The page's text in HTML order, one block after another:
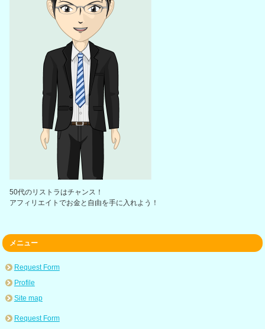
50代のリストラはチャンス！
アフィリエイトでお金と自由を手に入れよう！
メニュー
Request Form
Profile
Site map
Request Form